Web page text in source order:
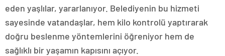
eden yaşlılar, yararlanıyor. Belediyenin bu hizmeti
sayesinde vatandaşlar, hem kilo kontrolü yaptırarak
doğru beslenme yöntemlerini öğreniyor hem de
sağlıklı bir yaşamın kapısını açıyor.